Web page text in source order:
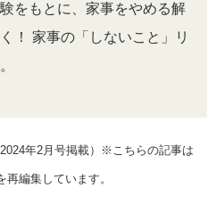
をもとに、家事をやめる解
！ 家事の「しないこと」リ
年2月号掲載）※こちらの記事は
編集しています。